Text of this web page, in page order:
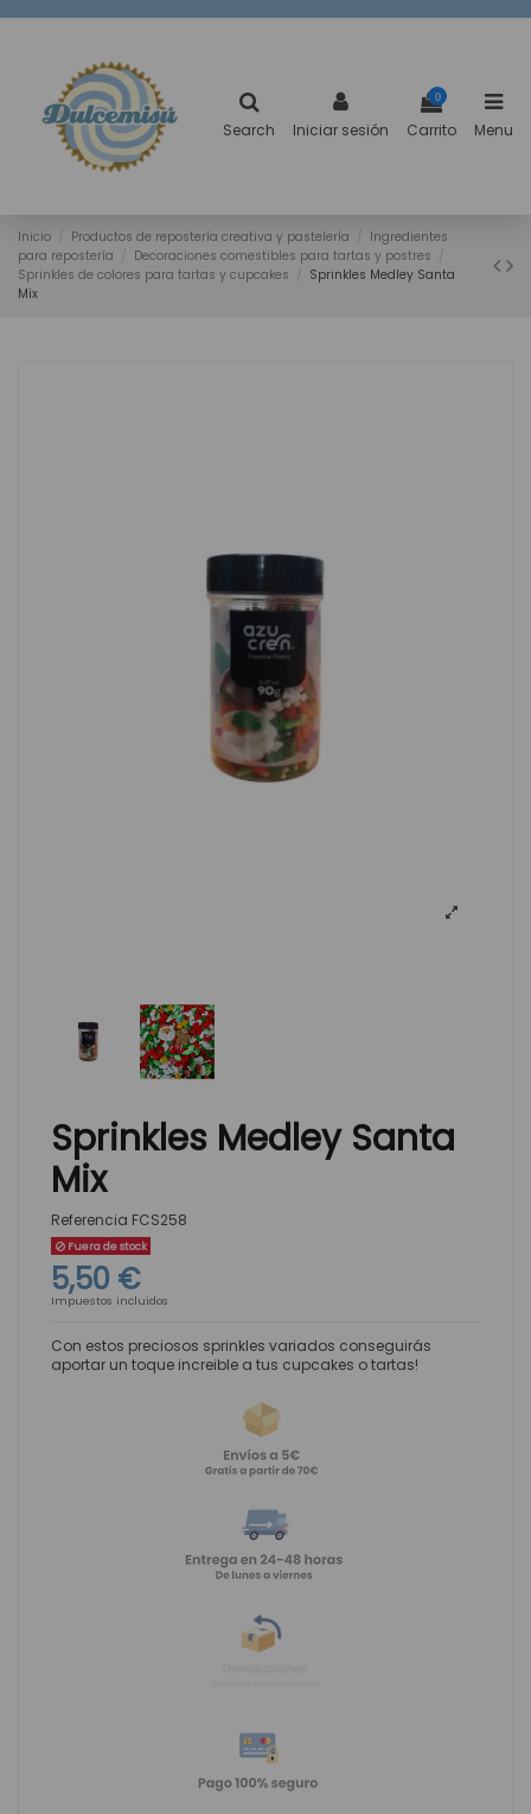
Search Iniciar sesión
0
Carrito Menu
Inicio Productos de repostería creativa y pastelería
Ingredientes
para repostería
Decoraciones comestibles para tartas y postres
Sprinkles de colores para tartas y cupcakes
Sprinkles Medley Santa
Mix
Sprinkles Medley Santa
Mix
Referencia FCS258
Fuera de stock
5,50 €
Impuestos incluidos
Con estos preciosos sprinkles variados conseguirás
aportar un toque increible a tus cupcakes o tartas!